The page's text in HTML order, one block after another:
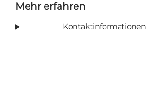
Mehr erfahren
Kontaktinformationen